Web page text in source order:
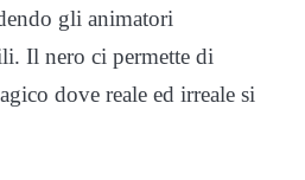
gli animatori
Il nero ci permette di
dove reale ed irreale si